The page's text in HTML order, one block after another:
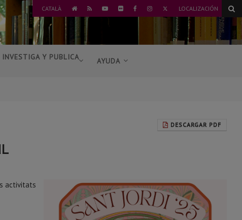
CATALÀ
IR
INICIO
RSS YOUTUBE
FLICKRFACEBOOK
INSTAGRAM
TWITTER
LOCALIZACIÓN
INVESTIGA Y PUBLICA AYUDA
DESCARGAR PDF
activitats